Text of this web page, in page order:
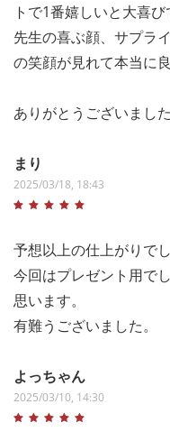
トで1番嬉しいと大喜び
先生の喜ぶ顔、サプラ
の笑顔が見れて本当に
ありがとうございました
まり
2025/03/18, 18:43
予想以上の仕上がりでし
今回はプレゼント用で
思います。
有難うございました。
よっちゃん
2025/03/10, 14:30